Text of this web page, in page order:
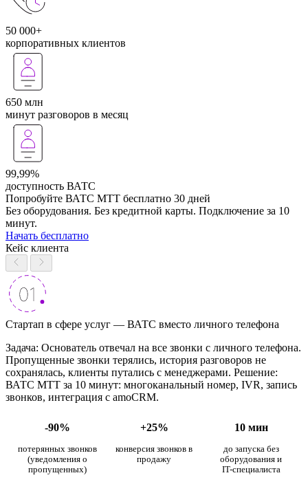
50 000+
корпоративных клиентов
650 млн
минут разговоров в месяц
99,99%
доступность ВАТС
Попробуйте ВАТС МТТ бесплатно 30 дней
Без оборудования. Без кредитной карты. Подключение за 10
минут.
Начать бесплатно
Кейс клиента
Стартап в сфере услуг — ВАТС вместо личного телефона
Задача: Основатель отвечал на все звонки с личного телефона.
Пропущенные звонки терялись, история разговоров не
сохранялась, клиенты путались с менеджерами. Решение:
ВАТС МТТ за 10 минут: многоканальный номер, IVR, запись
звонков, интеграция с amoCRM.
-90% +25% 10 мин
потерянных звонков
(уведомления о
пропущенных)
конверсия звонков в
продажу
до запуска без
оборудования и
IT-специалиста